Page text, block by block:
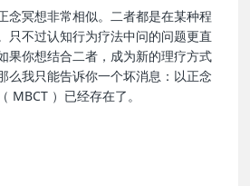
念冥想非常相似。二者都是在某种程
只不过认知行为疗法中问的问题更直
果你想结合二者，成为新的理疗方式
么我只能告诉你一个坏消息：以正念
MBCT ）已经存在了。